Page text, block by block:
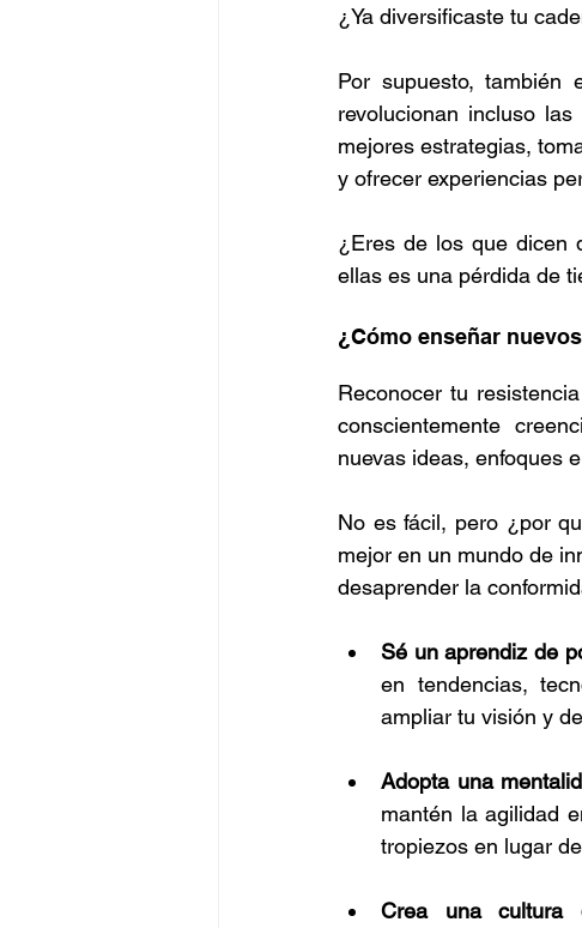
¿Ya diversificaste tu
Por supuesto, también
revolucionan incluso
mejores estrategias,
y ofrecer experiencias
¿Eres de los que dicen
ellas es una pérdida de
¿Cómo enseñar
Reconocer tu
conscientemente
nuevas ideas, enfoques
No es fácil, pero ¿por
mejor en un mundo de
desaprender la
Sé un aprendiz de
en tendencias,
ampliar tu visión y
Adopta una
mantén la agilidad
tropiezos en lugar
Crea una cultura